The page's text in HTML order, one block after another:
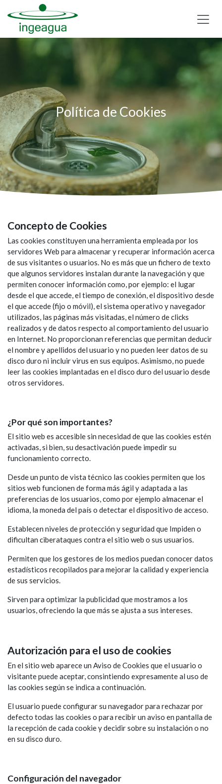
Ir al contenido
Política de Cookies
Concepto de Cookies
Las cookies constituyen una herramienta empleada por los
servidores Web para almacenar y recuperar información acerca
de sus visitantes o usuarios. No es más que un fichero de texto
que algunos servidores instalan durante la navegación y que
permiten conocer información como, por ejemplo: el lugar
desde el que accede, el tiempo de conexión, el dispositivo desde
el que accede (fijo o móvil), el sistema operativo y navegador
utilizados, las páginas más visitadas, el número de clicks
realizados y de datos respecto al comportamiento del usuario
en Internet. No proporcionan referencias que permitan deducir
el nombre y apellidos del usuario y no pueden leer datos de su
disco duro ni incluir virus en sus equipos. Asimismo, no puede
leer las cookies implantadas en el disco duro del usuario desde
otros servidores.
¿Por qué son importantes?
El sitio web es accesible sin necesidad de que las cookies estén
activadas, si bien, su desactivación puede impedir su
funcionamiento correcto.
Desde un punto de vista técnico las cookies permiten que los
sitios web funcionen de forma más ágil y adaptada a las
preferencias de los usuarios, como por ejemplo almacenar el
idioma, la moneda del país o detectar el dispositivo de acceso.
Establecen niveles de protección y seguridad que Impiden o
dificultan ciberataques contra el sitio web o sus usuarios.
Permiten que los gestores de los medios puedan conocer datos
estadísticos recopilados para mejorar la calidad y experiencia
de sus servicios.
Sirven para optimizar la publicidad que mostramos a los
usuarios, ofreciendo la que más se ajusta a sus intereses.
Autorización para el uso de cookies
En el sitio web aparece un Aviso de Cookies que el usuario o
visitante puede aceptar, consintiendo expresamente al uso de
las cookies según se indica a continuación.
El usuario puede configurar su navegador para rechazar por
defecto todas las cookies o para recibir un aviso en pantalla de
la recepción de cada cookie y decidir sobre su instalación o no
en su disco duro.
Configuración del navegador